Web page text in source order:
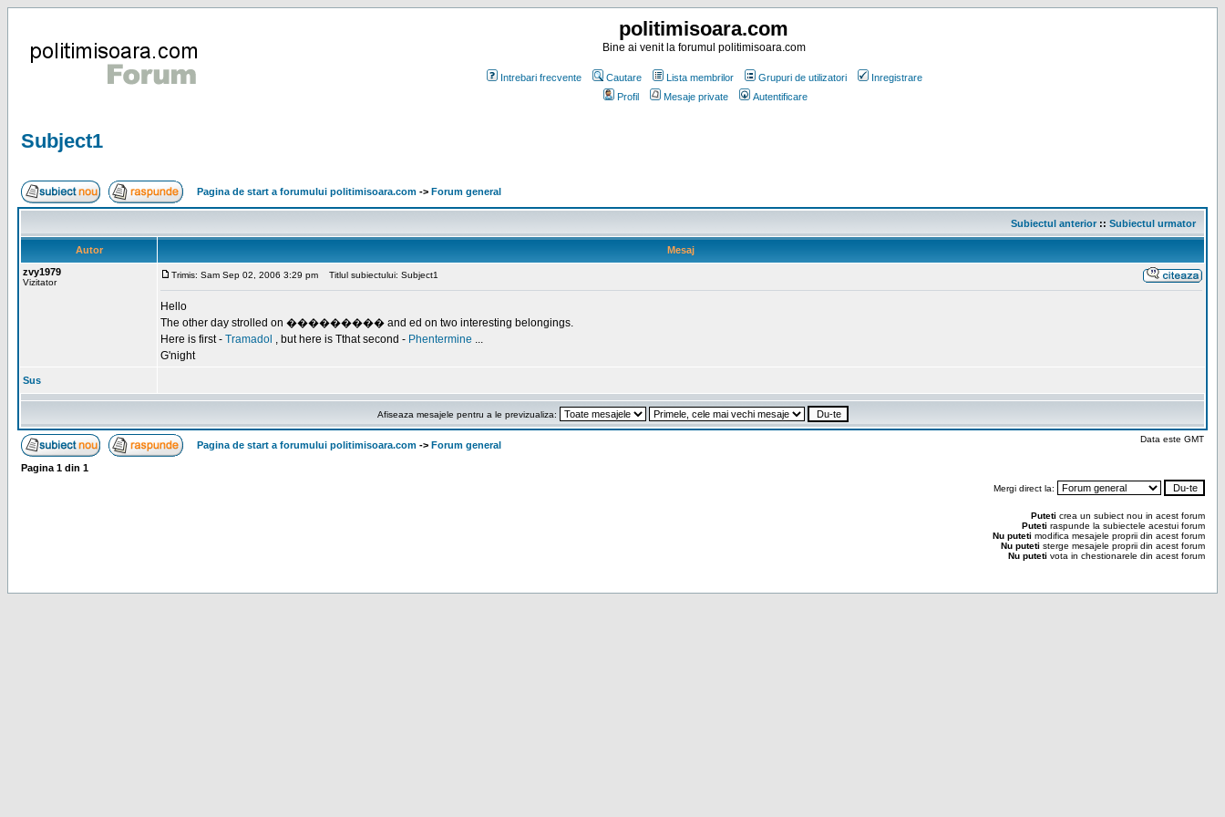
politimisoara.com
Bine ai venit la forumul politimisoara.com
Intrebari frecvente Cautare Lista membrilor Grupuri de utilizatori
Inregistrare
Profil
Mesaje private Autentificare
Subject1
Pagina de start a forumului politimisoara.com -> Forum general
Subiectul anterior:: Subiectul urmator
Autor
Mesaj
zvy1979
Vizitator
Trimis: Sam Sep 02, 2006 3:29 pm Titlul subiectului: Subject1
Hello
The other day strolled on ��������� and ed on two interesting belongings.
Here is first - Tramadol , but here is Tthat second - Phentermine ...
G'night
Sus
Afiseaza mesajele pentru a le previzualiza:
Pagina de start a forumului politimisoara.com -> Forum general
Data este GMT
Pagina 1 din 1
Mergi direct la:
Puteti crea un subiect nou in acest forum
Puteti raspunde la subiectele acestui forum
Nu puteti modifica mesajele proprii din acest forum
Nu puteti sterge mesajele proprii din acest forum
Nu puteti vota in chestionarele din acest forum